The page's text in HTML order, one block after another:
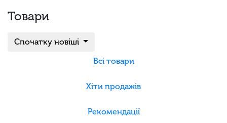
Товари
Спочатку новіші
Всі товари
Хіти продажів
Рекомендації